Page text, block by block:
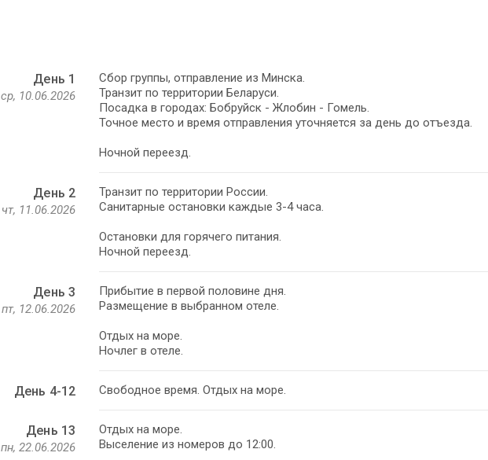
День 1
ср, 10.06.2026
Сбор группы, отправление из Минска.
Транзит по территории Беларуси.
Посадка в городах: Бобруйск - Жлобин - Гомель.
Точное место и время отправления уточняется за день до отъезда.
Ночной переезд.
День 2
чт, 11.06.2026
Транзит по территории России.
Санитарные остановки каждые 3-4 часа.
Остановки для горячего питания.
Ночной переезд.
День 3
пт, 12.06.2026
Прибытие в первой половине дня.
Размещение в выбранном отеле.
Отдых на море.
Ночлег в отеле.
День 4-12
День 13
пн, 22.06.2026
Отдых на море.
Выселение из номеров до 12:00.